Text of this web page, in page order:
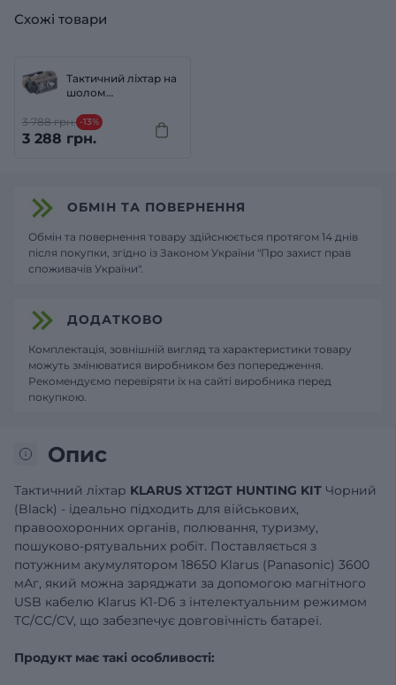
Схожі товари
Тактичний ліхтар на
шолом
Sidewinder Compact
II Койот (Coyote)
3 788 грн. -13%
3 288 грн.
Опис
Тактичний ліхтар KLARUS XT12GT HUNTING KIT Чорний
(Black) - ідеально підходить для військових,
правоохоронних органів, полювання, туризму,
пошуково-рятувальних робіт. Поставляється з
потужним акумулятором 18650 Klarus (Panasonic) 3600
мАг, який можна заряджати за допомогою магнітного
USB кабелю Klarus K1-D6 з інтелектуальним режимом
TC/CC/CV, що забезпечує довговічність батареї.
Продукт має такі особливості:
ОБМІН ТА ПОВЕРНЕННЯ
Обмін та повернення товару здійснюється протягом 14 днів
після покупки, згідно із Законом України "Про захист прав
споживачів України".
ДОДАТКОВО
Комплектація, зовнішній вигляд та характеристики товару
можуть змінюватися виробником без попередження.
Рекомендуємо перевіряти їх на сайті виробника перед
покупкою.